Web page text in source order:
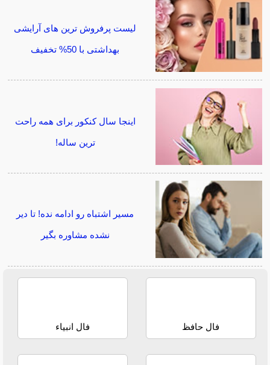
لیست پرفروش ترین های آرایشی
بهداشتی با 50% تخفیف
اینجا سال کنکور برای همه راحت
ترین ساله!
مسیر اشتباه رو ادامه نده! تا دیر
نشده مشاوره بگیر
فال حافظ فال انبیاء